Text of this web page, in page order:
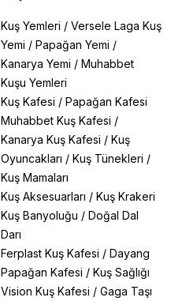
Kuş Yemleri / Versele Laga Kuş
Yemi / Papağan Yemi /
Kanarya Yemi / Muhabbet
Kuşu Yemleri
Kuş Kafesi / Papağan Kafesi
Muhabbet Kuş Kafesi /
Kanarya Kuş Kafesi / Kuş
Oyuncakları / Kuş Tünekleri /
Kuş Mamaları
Kuş Aksesuarları / Kuş Krakeri
Kuş Banyoluğu / Doğal Dal
Darı
Ferplast Kuş Kafesi / Dayang
Papağan Kafesi / Kuş Sağlığı
Vision Kuş Kafesi / Gaga Taşı